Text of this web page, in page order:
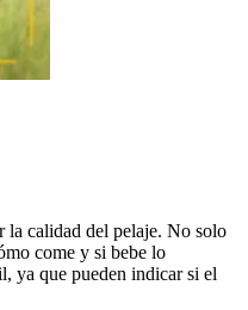
la calidad del pelaje. No solo
come y si bebe lo
ya que pueden indicar si el